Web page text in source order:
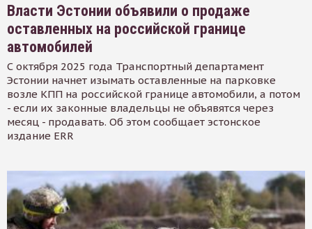
Власти Эстонии объявили о продаже
оставленных на российской границе
автомобилей
С октября 2025 года Транспортный департамент
Эстонии начнет изымать оставленные на парковке
возле КПП на российской границе автомобили, а потом
- если их законные владельцы не объявятся через
месяц - продавать. Об этом сообщает эстонское
издание ERR